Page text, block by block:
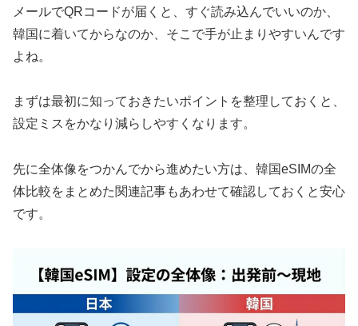
メールでQRコードが届くと、すぐ読み込んでいいのか、
韓国に着いてからなのか、そこで手が止まりやすいんです
よね。
まずは最初に知っておきたいポイントを整理しておくと、
設定ミスをかなり減らしやすくなります。
先に全体像をつかんでから進めたい方は、韓国eSIMの全
体比較をまとめた関連記事もあわせて確認しておくと安心
です。